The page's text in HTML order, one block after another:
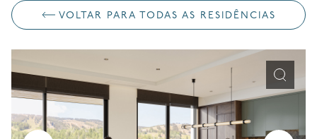
VOLTAR PARA TODAS AS RESIDÊNCIAS